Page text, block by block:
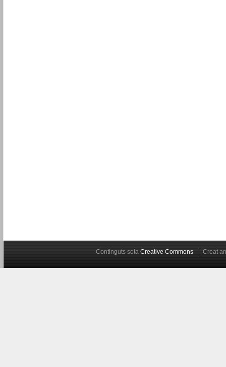
Continguts sota Creative Commons Creat